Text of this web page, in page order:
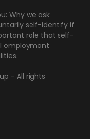
: Why we ask
self-identify if
role that self-
employment
- All rights